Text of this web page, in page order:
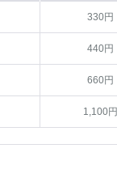
330円
440円
660円
1,100円